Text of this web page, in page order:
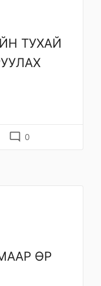
ТУХАЙ
mode_comment 0
ӨР